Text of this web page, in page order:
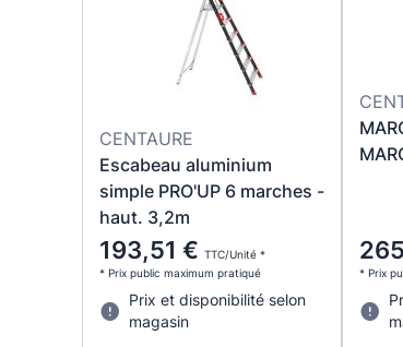
CENTAURE
Escabeau aluminium
simple PRO'UP 6 marches -
haut. 3,2m
193,51 € TTC/Unité *
* Prix public maximum pratiqué
Prix et disponibilité selon
magasin
* Prix